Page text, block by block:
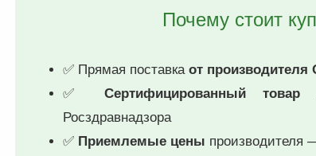
Почему стоит
✅ Прямая поставка от производителя
✅ Сертифицированный товар
Росздравнадзора
✅ Приемлемые цены производителя